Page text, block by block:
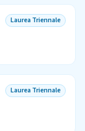
Laurea Triennale
Laurea Triennale